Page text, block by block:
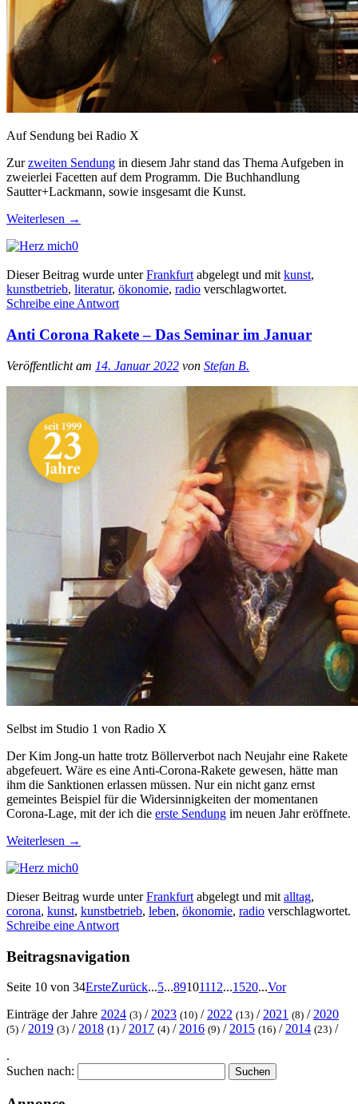
Auf Sendung bei Radio X
Zurzweiten Sendung in diesem Jahr stand das Thema Aufgeben in
zweierlei Facetten auf dem Programm. Die Buchhandlung
Sautter+Lackmann, sowie insgesamt die Kunst.
Weiterlesen →
0
Dieser Beitrag wurde unterFrankfurtabgelegt und mitkunst,
kunstbetrieb, literatur, ökonomie, radio verschlagwortet.
Schreibe eine Antwort
Anti Corona Rakete – Das Seminar im Januar
Veröffentlicht am 14. Januar 2022 von Stefan B.
Selbst im Studio 1 von Radio X
Der Kim Jong-un hatte trotz Böllerverbot nach Neujahr eine Rakete
abgefeuert. Wäre es eine Anti-Corona-Rakete gewesen, hätte man
ihm die Sanktionen erlassen müssen. Nur ein nicht ganz ernst
gemeintes Beispiel für die Widersinnigkeiten der momentanen
Corona-Lage, mit der ich die erste Sendung im neuen Jahr eröffnete.
Weiterlesen →
0
Dieser Beitrag wurde unterFrankfurt abgelegt und mit alltag,
corona, kunst, kunstbetrieb, leben, ökonomie, radio verschlagwortet.
Schreibe eine Antwort
Beitragsnavigation
Seite 10 von 34ErsteZurück...5...89101112...1520...Vor
Einträge der Jahre 2024 (3) / 2023 (10) / 2022 (13) / 2021 (8) / 2020
(5) / 2019 (3) / 2018 (1) / 2017 (4) / 2016 (9) / 2015 (16) / 2014 (23) /
.
Suchen nach: